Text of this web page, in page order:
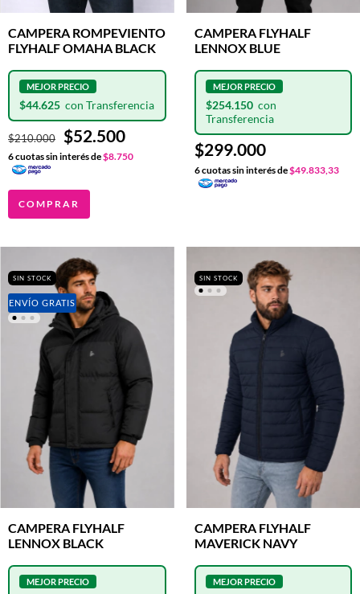
CAMPERA ROMPEVIENTO
FLYHALF OMAHA BLACK
$210.000 $52.500
$44.625
6cuotas sin interés de$8.750
COMPRAR
CAMPERA FLYHALF
LENNOX BLUE
$299.000
$254.150
6cuotas sin interés de$49.833,33
SIN STOCK
ENVÍO GRATIS
CAMPERA FLYHALF
LENNOX BLACK
SIN STOCK
CAMPERA FLYHALF
MAVERICK NAVY